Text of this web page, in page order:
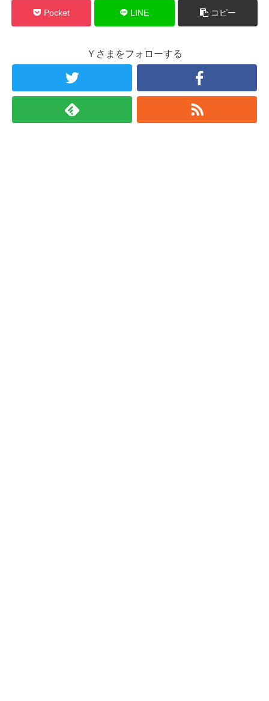
Pocket LINE コピー
Ｙさまをフォローする